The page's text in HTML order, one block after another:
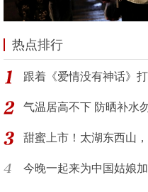
热点排行
跟着《爱情没有神话》
气温居高不下 防晒补水
甜蜜上市！太湖东西山
今晚一起来为中国姑娘加